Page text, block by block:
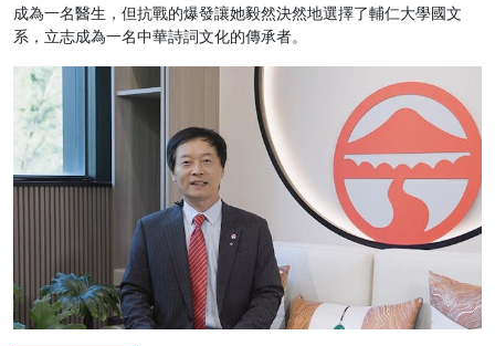
成為一名醫生，但抗戰的爆發讓她毅然決然地選擇了輔仁大學國文
系，立志成為一名中華詩詞文化的傳承者。